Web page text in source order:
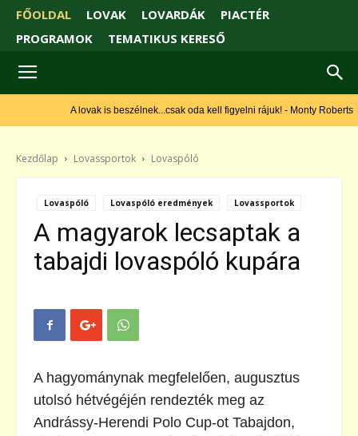
FŐOLDAL LOVAK LOVARDÁK
PIACTÉR
PROGRAMOK
TEMATIKUS KERESŐ
A lovak is beszélnek...csak oda kell figyelni rájuk! - Monty Roberts
Kezdőlap Lovassportok Lovaspóló
Lovaspóló Lovaspóló eredmények Lovassportok
A magyarok lecsaptak a
tabajdi lovaspóló kupára
A hagyománynak megfelelően, augusztus
utolsó hétvégéjén rendezték meg az
Andrássy-Herendi Polo Cup-ot Tabajdon,